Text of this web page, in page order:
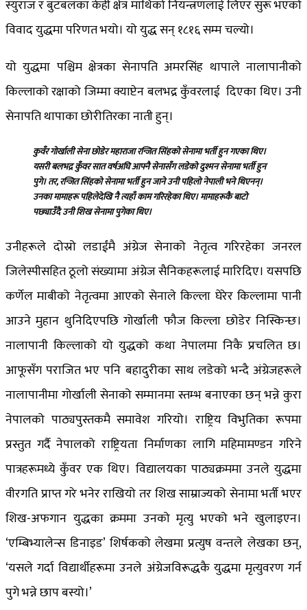
स्युराज र बुटबलका केही क्षेत्र माथिको नियन्त्रणलाई लिएर सुरू भएको
विवाद युद्धमा परिणत भयो। यो युद्ध सन् १८१६ सम्म चल्यो।
यो युद्धमा पश्चिम क्षेत्रका सेनापति अमरसिंह थापाले नालापानीको
किल्लाको रक्षाको जिम्मा क्याप्टेन बलभद्र कुँवरलाई दिएका थिए। उनी
सेनापति थापाका छोरीतिरका नाती हुन्।
कुवँर गोर्खाली सेना छोडेर महाराजा रन्जित सिंहको सेनामा भर्ती हुन गएका थिए।
यसरी बलभद्र कुँवर सात वर्षअघि आफ्नै सेनासँग लडेको दुश्मन सेनामा भर्ती हुन
पुगे। तर,रन्जित सिंहको सेनामा भर्ती हुन जाने उनी पहिलो नेपाली भने थिएनन्।
उनका मामाहरू पहिलेदेखि नै त्यहाँ काम गरिरहेका थिए। मामाहरूकै बाटो
पछ्याउँदै उनी शिख सेनामा पुगेका थिए।
उनीहरूले दोस्रो लडाईंमै अंग्रेज सेनाको नेतृत्व गरिरहेका जनरल
जिलेस्पीसहित ठूलो संख्यामा अंग्रेज सैनिकहरूलाई मारिदिए। यसपछि
कर्णेल माबीको नेतृत्वमा आएको सेनाले किल्ला घेरेर किल्लामा पानी
आउने मुहान थुनिदिएपछि गोर्खाली फौज किल्ला छोडेर निस्किन्छ।
नालापानी किल्लाको यो युद्धको कथा नेपालमा निकै प्रचलित छ।
आफूसँग पराजित भए पनि बहादुरीका साथ लडेको भन्दै अंग्रेजहरूले
नालापानीमा गोर्खाली सेनाको सम्मानमा स्तम्भ बनाएका छन् भन्ने कुरा
नेपालको पाठ्यपुस्तकमै समावेश गरियो। राष्ट्रिय विभुतिका रूपमा
प्रस्तुत गर्दै नेपालको राष्ट्रियता निर्माणका लागि महिमामण्डन गरिने
पात्रहरूमध्ये कुँवर एक थिए। विद्यालयका पाठ्यक्रममा उनले युद्धमा
वीरगति प्राप्त गरे भनेर राखियो तर शिख साम्राज्यको सेनामा भर्ती भएर
शिख-अफगान युद्धका क्रममा उनको मृत्यु भएको भने खुलाइएन।
‘एम्बिभ्यालेन्स डिनाइड’ शिर्षकको लेखमा प्रत्युष वन्तले लेखका छन्,
‘यसले गर्दा विद्यार्थीहरूमा उनले अंग्रेजविरूद्धकै युद्धमा मृत्युवरण गर्न
पुगे भन्ने छाप बस्यो।’